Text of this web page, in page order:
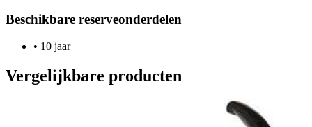
Beschikbare reserveonderdelen
• 10 jaar
Vergelijkbare producten